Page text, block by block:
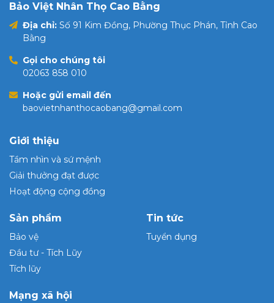
Bảo Việt Nhân Thọ Cao Bằng
Địa chỉ: Số 91 Kim Đồng, Phường Thục Phán, Tỉnh Cao
Bằng
Gọi cho chúng tôi
02063 858 010
Hoặc gửi email đến
baovietnhanthocaobang@gmail.com
Giới thiệu
Tầm nhìn và sứ mệnh
Giải thưởng đạt được
Hoạt động cộng đồng
Sản phẩm
Bảo vệ
Đầu tư - Tích Lũy
Tích lũy
Mạng xã hội
Tin tức
Tuyển dụng